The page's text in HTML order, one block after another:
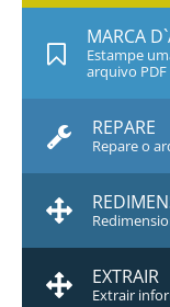
MARCA
Estampe
arquivo PDF
REPARE
Repare o
EXTRAIR
Extrair